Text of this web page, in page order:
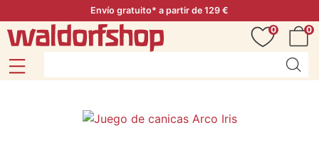
Envío gratuito* a partir de 129 €
0
0